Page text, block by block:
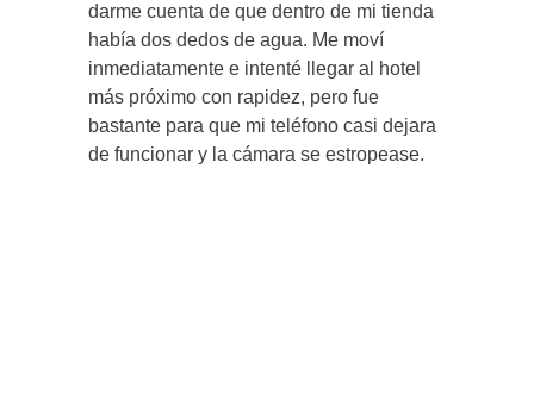
darme cuenta de que dentro de mi tienda
había dos dedos de agua. Me moví
inmediatamente e intenté llegar al hotel
más próximo con rapidez, pero fue
bastante para que mi teléfono casi dejara
de funcionar y la cámara se estropease.